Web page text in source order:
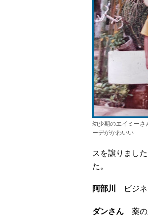
幼少期のエイミーさ
ーデがかわいい
スを譲りまし
た。
阿部川 ビジネ
ダンさん 薬の